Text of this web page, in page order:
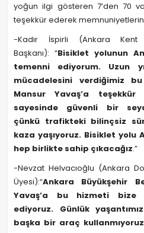
yoğun ilgi gösteren 7’den 70
teşekkür ederek
-Kadir İspirli (Ankara Kent
Başkanı): “Bisiklet yolunun
temenni ediyorum. Uzun
mücadelesini verdiğimiz
Mansur Yavaş’a
sayesinde güvenli bir
çünkü trafikteki bilinçsiz
kaza yaşıyoruz. Bisiklet
hep birlikte sahip çıkacağız.”
-Nevzat Helvacıoğlu (Ankara
Üyesi):“Ankara Büyükşehir
Yavaş’a bu hizmeti bize
ediyoruz. Günlük
başka bir araç